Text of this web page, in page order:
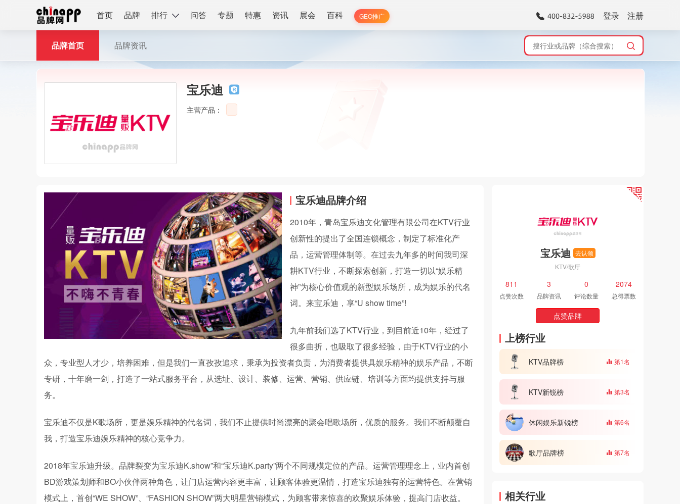
首页 品牌 排行 问答 专题 特惠 资讯 展会 百科 GEO推广 登录 注册
宝乐迪
主营产品：
品牌首页 品牌资讯
宝乐迪品牌介绍
2010年，青岛宝乐迪文化管理有限公司在KTV行业
创新性的提出了全国连锁概念，制定了标准化产
品，运营管理体制等。在过去九年多的时间我司深
耕KTV行业，不断探索创新，打造一切以“娱乐精
神”为核心价值观的新型娱乐场所，成为娱乐的代名
词。来宝乐迪，享“U show time”!
九年前我们选了KTV行业，到目前近10年，经过了
很多曲折，也吸取了很多经验，由于KTV行业的小
众，专业型人才少，培养困难，但是我们一直孜孜追求，秉承为投资者负责，为消费者提供具娱乐精神的娱乐产品，不断
专研，十年磨一剑，打造了一站式服务平台，从选址、设计、装修、运营、营销、供应链、培训等方面均提供支持与服
务。
宝乐迪不仅是K歌场所，更是娱乐精神的代名词，我们不止提供时尚漂亮的聚会唱歌场所，优质的服务。我们不断颠覆自
我，打造宝乐迪娱乐精神的核心竞争力。
2018年宝乐迪升级。品牌裂变为宝乐迪K.show”和“宝乐迪K.party”两个不同规模定位的产品。运营管理理念上，业内首创
BD游戏策划师和BO小伙伴两种角色，让门店运营内容更丰富，让顾客体验更温情，打造宝乐迪独有的运营特色。在营销
模式上，首创“WE SHOW”、“FASHION SHOW”两大明星营销模式，为顾客带来惊喜的欢聚娱乐体验，提高门店收益。
宝乐迪 去认领
KTV/歌厅
811
点赞次数
3
品牌资讯
0
评论数量
2074
总得票数
点赞品牌
上榜行业
KTV品牌榜 第1名
KTV新锐榜 第3名
休闲娱乐新锐榜 第6名
歌厅品牌榜 第7名
相关行业